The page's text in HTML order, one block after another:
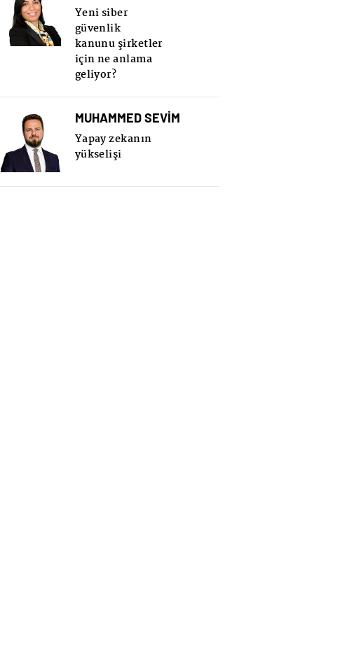
Yeni siber
güvenlik
kanunu şirketler
için ne anlama
geliyor?
MUHAMMED SEVİM
Yapay zekanın
yükselişi